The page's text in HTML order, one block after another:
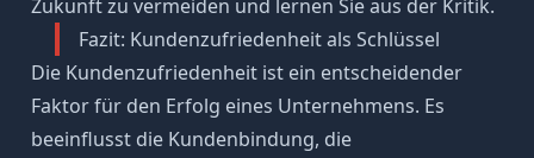
Zukunft zu vermeiden und lernen Sie aus der Kritik.
Fazit: Kundenzufriedenheit als Schlüssel
Die Kundenzufriedenheit ist ein entscheidender
Faktor für den Erfolg eines Unternehmens. Es
beeinflusst die Kundenbindung, die